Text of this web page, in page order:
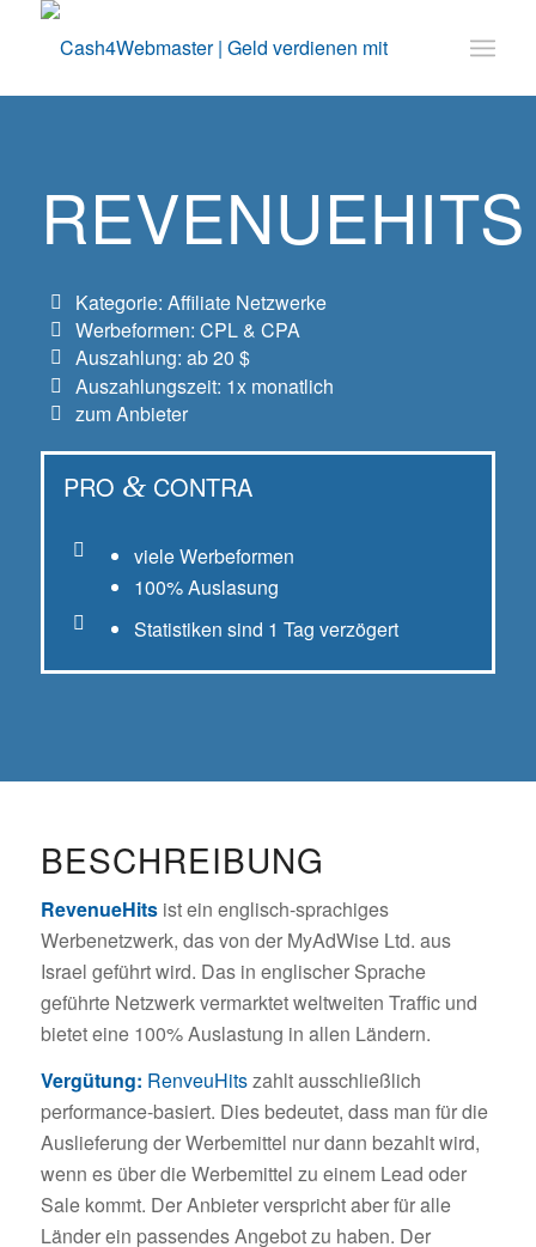
REVENUEHITS
Kategorie: Affiliate Netzwerke
Werbeformen: CPL & CPA
Auszahlung: ab 20 $
Auszahlungszeit: 1x monatlich
zum Anbieter
PRO &CONTRA
viele Werbeformen
100% Auslasung
Statistiken sind 1 Tag verzögert
BESCHREIBUNG
RevenueHitsist ein englisch-sprachiges
Werbenetzwerk, das von der MyAdWise Ltd. aus
Israel geführt wird. Das in englischer Sprache
geführte Netzwerk vermarktet weltweiten Traffic und
bietet eine 100% Auslastung in allen Ländern.
Vergütung: RenveuHitszahlt ausschließlich
performance-basiert. Dies bedeutet, dass man für die
Auslieferung der Werbemittel nur dann bezahlt wird,
wenn es über die Werbemittel zu einem Lead oder
Sale kommt. Der Anbieter verspricht aber für alle
Länder ein passendes Angebot zu haben. Der